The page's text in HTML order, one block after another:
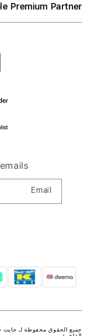
Premium Partner
Email
جميع الحقوق محفوظة لـ جايت 2025 © من مجموعة